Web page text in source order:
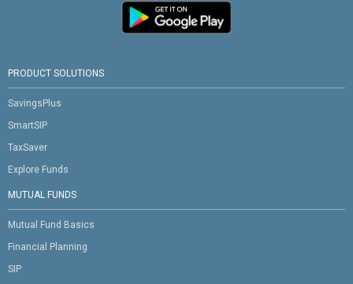
PRODUCT SOLUTIONS
SavingsPlus
SmartSIP
TaxSaver
Explore Funds
MUTUAL FUNDS
Mutual Fund Basics
Financial Planning
SIP